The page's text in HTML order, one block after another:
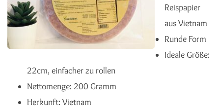
Reispapier
aus Vietnam
Runde Form
Ideale Größe:
22cm, einfacher zu rollen
Nettomenge: 200 Gramm
Herkunft: Vietnam